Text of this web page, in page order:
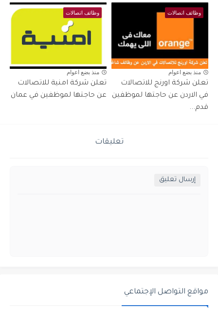
وظائف اتصالات
منذ بضع اعوام
تعلن شركة اورنج للاتصالات
في الاردن عن حاجتها لموظفين
قدم...
وظائف اتصالات
منذ بضع اعوام
تعلن شركة امنية للاتصالات
عن حاجتها لموظفين في عمان
تعليقات
إرسال تعليق
مواقع التواصل الإجتماعي